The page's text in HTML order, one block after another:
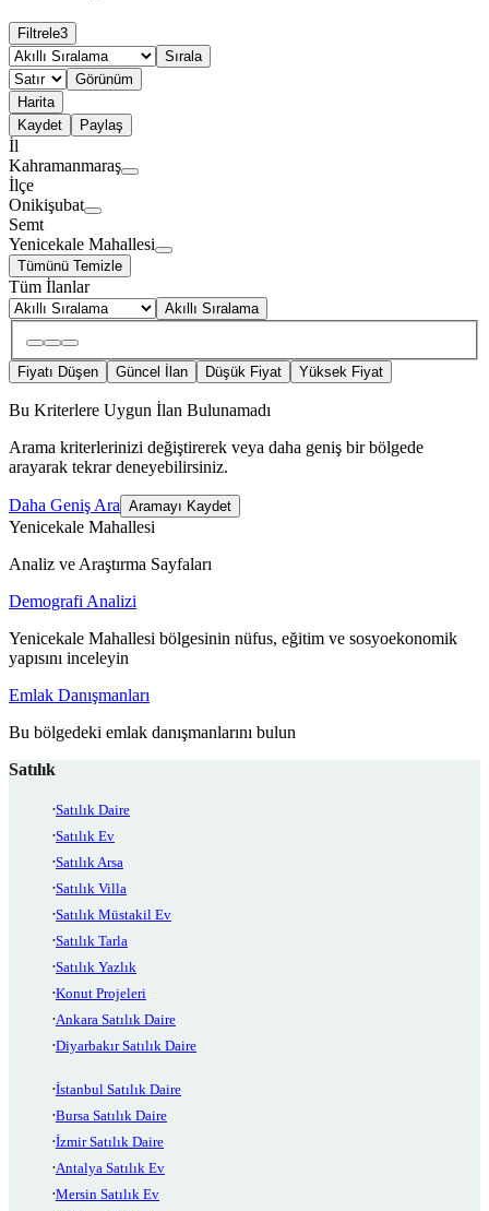
Filtrele3
Sırala
Görünüm
Harita
Kaydet
Paylaş
İl
Kahramanmaraş
İlçe
Onikişubat
Semt
Yenicekale Mahallesi
Tümünü Temizle
Tüm İlanlar
Akıllı Sıralama
Fiyatı Düşen Güncel İlan Düşük Fiyat Yüksek Fiyat
Bu Kriterlere Uygun İlan Bulunamadı
Arama kriterlerinizi değiştirerek veya daha geniş bir bölgede
arayarak tekrar deneyebilirsiniz.
Daha Geniş Ara Aramayı Kaydet
Yenicekale Mahallesi
Analiz ve Araştırma Sayfaları
Demografi Analizi
Yenicekale Mahallesi bölgesinin nüfus, eğitim ve sosyoekonomik
yapısını inceleyin
Emlak Danışmanları
Bu bölgedeki emlak danışmanlarını bulun
Satılık
Satılık Daire
Satılık Ev
Satılık Arsa
Satılık Villa
Satılık Müstakil Ev
Satılık Tarla
Satılık Yazlık
Konut Projeleri
Ankara Satılık Daire
Diyarbakır Satılık Daire
İstanbul Satılık Daire
Bursa Satılık Daire
İzmir Satılık Daire
Antalya Satılık Ev
Mersin Satılık Ev